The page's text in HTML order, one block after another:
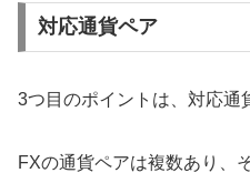
対応通貨ペア
3つ目のポイントは、対応通
FXの通貨ペアは複数あり、